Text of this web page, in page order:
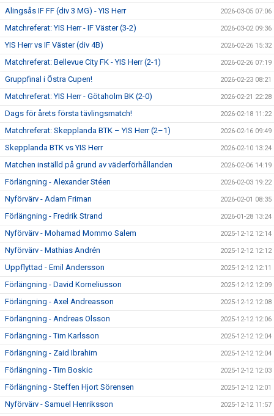
Alingsås IF FF (div 3 MG) - YIS Herr 2026-03-05 07:06
Matchreferat: YIS Herr - IF Väster (3-2) 2026-03-02 09:36
YIS Herr vs IF Väster (div 4B) 2026-02-26 15:32
Matchreferat: Bellevue City FK - YIS Herr (2-1) 2026-02-26 07:19
Gruppfinal i Östra Cupen! 2026-02-23 08:21
Matchreferat: YIS Herr - Götaholm BK (2-0) 2026-02-21 22:28
Dags för årets första tävlingsmatch! 2026-02-18 11:22
Matchreferat: Skepplanda BTK – YIS Herr (2–1) 2026-02-16 09:49
Skepplanda BTK vs YIS Herr 2026-02-10 13:24
Matchen inställd på grund av väderförhållanden 2026-02-06 14:19
Förlängning - Alexander Stéen 2026-02-03 19:22
Nyförvärv - Adam Friman 2026-02-01 08:35
Förlängning - Fredrik Strand 2026-01-28 13:24
Nyförvärv - Mohamad Mommo Salem 2025-12-12 12:14
Nyförvärv - Mathias Andrén 2025-12-12 12:12
Uppflyttad - Emil Andersson 2025-12-12 12:11
Förlängning - David Korneliusson 2025-12-12 12:09
Förlängning - Axel Andreasson 2025-12-12 12:08
Förlängning - Andreas Olsson 2025-12-12 12:06
Förlängning - Tim Karlsson 2025-12-12 12:04
Förlängning - Zaid Ibrahim 2025-12-12 12:04
Förlängning - Tim Boskic 2025-12-12 12:03
Förlängning - Steffen Hjort Sörensen 2025-12-12 12:01
Nyförvärv - Samuel Henriksson 2025-12-12 11:57